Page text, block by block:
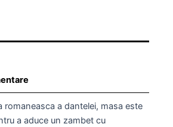
romaneasca a dantelei, masa este
a aduce un zambet cu